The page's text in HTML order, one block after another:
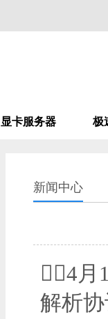
显卡服务器 极
新闻中心
4月
解析